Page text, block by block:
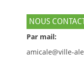
NOUS
Par mail:
amicale@ville-